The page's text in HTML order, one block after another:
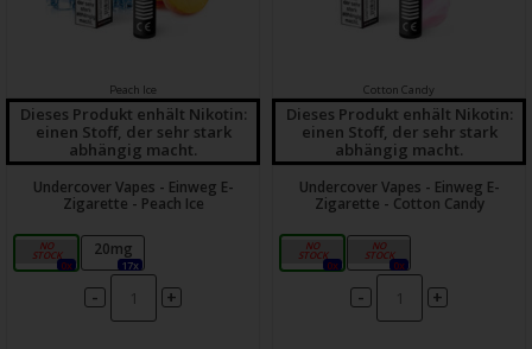
Peach Ice
Dieses Produkt enhält Nikotin:
einen Stoff, der sehr stark
abhängig macht.
Undercover Vapes - Einweg E-
Zigarette - Peach Ice
0mg
0x
20mg
17x
- +
Cotton Candy
Dieses Produkt enhält Nikotin:
einen Stoff, der sehr stark
abhängig macht.
Undercover Vapes - Einweg E-
Zigarette - Cotton Candy
0mg
0x
20mg
0x
- +